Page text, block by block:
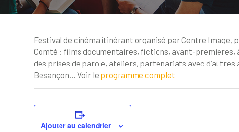
Festival de cinéma itinérant organisé par Centre Image,
Comté : films documentaires, fictions, avant-premières,
des prises de parole, ateliers, partenariats avec d’autres
Besançon… Voir le programme complet
Ajouter au calendrier